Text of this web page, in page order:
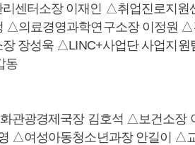
센터소장 이재인 △취업진로지원
△의료경영과학연구소장 이정원
장성욱 △LINC+사업단 사업지
동
관광경제국장 김호석 △보건소장
△여성아동청소년과장 안길이 △